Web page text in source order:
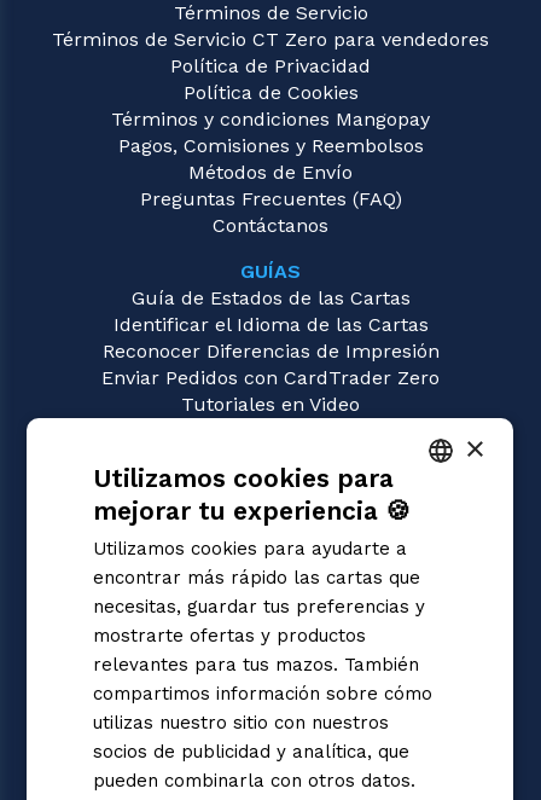
Términos de Servicio
Términos de Servicio CT Zero para vendedores
Política de Privacidad
Política de Cookies
Términos y condiciones Mangopay
Pagos, Comisiones y Reembolsos
Métodos de Envío
Preguntas Frecuentes (FAQ)
Contáctanos
GUÍAS
Guía de Estados de las Cartas
Identificar el Idioma de las Cartas
Reconocer Diferencias de Impresión
Enviar Pedidos con CardTrader Zero
Tutoriales en Video
Union Arena
Magic: the Gathering
Pokémon
Yu-Gi-Oh!
Flesh and Blood
Digimon
One Piece
Dragon Ball Super
Cardfight!! Vanguard
Disney Lorcana
Star Wars Unlimited
Riftbound | League of Legends
ITALIAN
×
Utilizamos cookies para
mejorar tu experiencia 🍪
Utilizamos cookies para ayudarte a
encontrar más rápido las cartas que
necesitas, guardar tus preferencias y
mostrarte ofertas y productos
relevantes para tus mazos. También
compartimos información sobre cómo
utilizas nuestro sitio con nuestros
socios de publicidad y analítica, que
pueden combinarla con otros datos.